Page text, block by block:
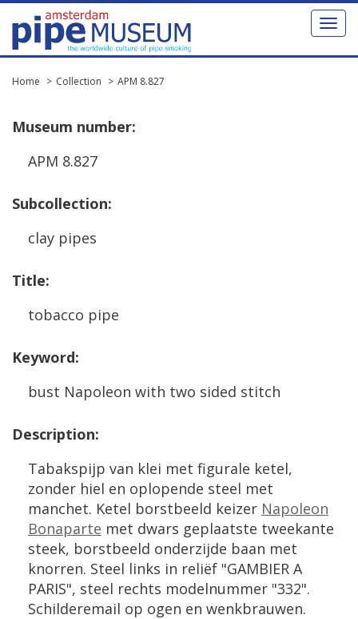
Toggle
Home Collection APM 8.827
Museum number:
APM 8.827
Subcollection:
clay pipes
Title:
tobacco pipe
Keyword:
bust Napoleon with two sided stitch
Description:
Tabakspijp van klei met figurale ketel,
zonder hiel en oplopende steel met
manchet. Ketel borstbeeld keizer Napoleon
Bonaparte met dwars geplaatste tweekante
steek, borstbeeld onderzijde baan met
knorren. Steel links in reliëf "GAMBIER A
PARIS", steel rechts modelnummer "332".
Schilderemail op ogen en wenkbrauwen.